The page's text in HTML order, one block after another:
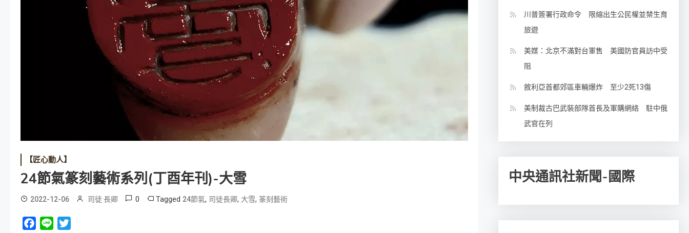
【匠心動人】
24節氣篆刻藝術系列(丁酉年刊)-大雪
2022-12-06 司徒 長卿 0 Tagged 24節氣, 司徒長卿, 大雪, 篆刻藝術
Facebook
Line
川普簽署行政命令 限縮出生公民權並禁生育
旅遊
美媒：北京不滿對台軍售 美國防官員訪中受
阻
敘利亞首都郊區車輛爆炸 至少2死13傷
美制裁古巴武裝部隊首長及軍購網絡 駐中俄
武官在列
中央通訊社新聞-國際